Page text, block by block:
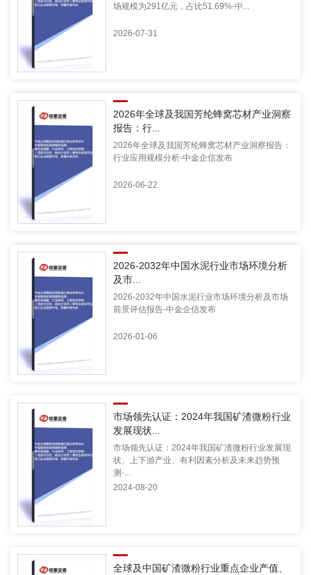
场规模为291亿元，占比51.69%-中...
2026-07-31
2026年全球及我国芳纶蜂窝芯材产业洞察
报告：行...
2026年全球及我国芳纶蜂窝芯材产业洞察报告：
行业应用规模分析-中金企信发布
2026-06-22
2026-2032年中国水泥行业市场环境分析
及市...
2026-2032年中国水泥行业市场环境分析及市场
前景评估报告-中金企信发布
2026-01-06
市场领先认证：2024年我国矿渣微粉行业
发展现状...
市场领先认证：2024年我国矿渣微粉行业发展现
状、上下游产业、有利因素分析及未来趋势预
测-...
2024-08-20
全球及中国矿渣微粉行业重点企业产值、